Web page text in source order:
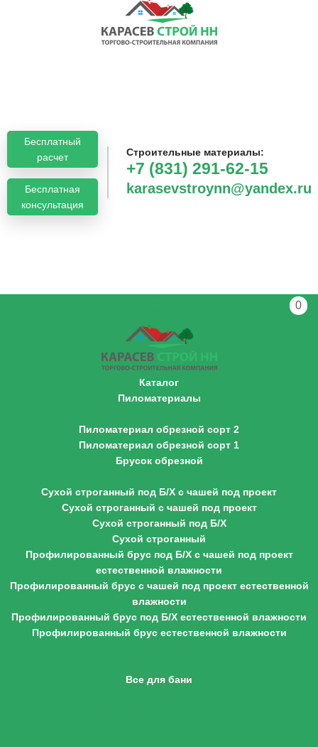
Бесплатный
расчет
Бесплатная
консультация
Строительные материалы:
+7 (831) 291-62-15
karasevstroynn@yandex.ru
Каталог
Пиломатериалы
Пиломатериал обрезной сорт 2
Пиломатериал обрезной сорт 1
Брусок обрезной
Сухой строганный под Б/Х с чашей под проект
Сухой строганный с чашей под проект
Сухой строганный под Б/Х
Сухой строганный
Профилированный брус под Б/Х с чашей под проект
естественной влажности
Профилированный брус с чашей под проект естественной
влажности
Профилированный брус под Б/Х естественной влажности
Профилированный брус естественной влажности
Все для бани
0